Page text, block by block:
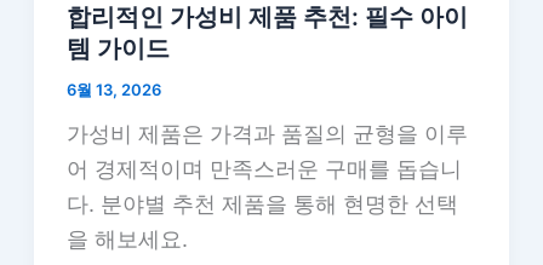
합리적인 가성비 제품 추천: 필수 아이
템 가이드
6월 13, 2026
가성비 제품은 가격과 품질의 균형을 이루
어 경제적이며 만족스러운 구매를 돕습니
다. 분야별 추천 제품을 통해 현명한 선택
을 해보세요.